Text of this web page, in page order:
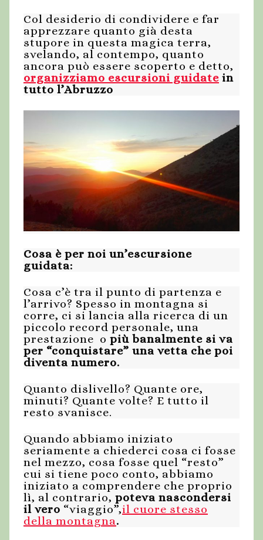
Col desiderio di condividere e far
apprezzare quanto già desta
stupore in questa magica terra,
svelando, al contempo, quanto
ancora può essere scoperto e detto,
organizziamo escursioni guidate in
tutto l’Abruzzo
Cosa è per noi un’escursione
guidata:
Cosa c’è tra il punto di partenza e
l’arrivo? Spesso in montagna si
corre, ci si lancia alla ricerca di un
piccolo record personale, una
prestazione o più banalmente si va
per “conquistare” una vetta che poi
diventa numero.
Quanto dislivello? Quante ore,
minuti? Quante volte? E tutto il
resto svanisce.
Quando abbiamo iniziato
seriamente a chiederci cosa ci fosse
nel mezzo, cosa fosse quel “resto”
cui si tiene poco conto, abbiamo
iniziato a comprendere che proprio
lì, al contrario, poteva nascondersi
il vero “viaggio”,il cuore stesso
della montagna.